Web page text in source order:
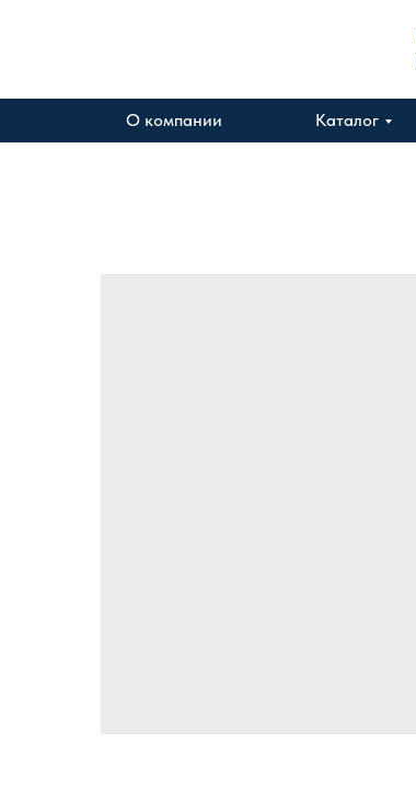
О компании Каталог